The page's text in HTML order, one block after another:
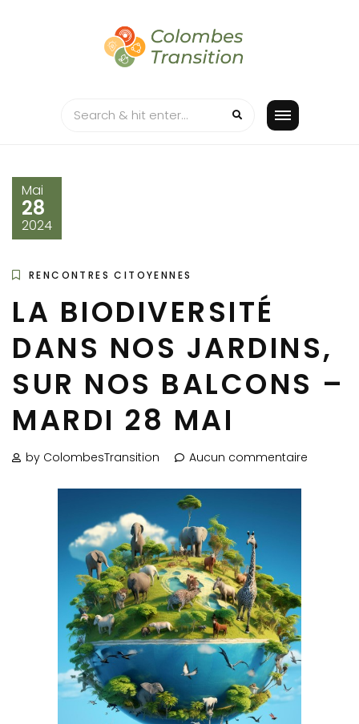
Mai
28
2024
RENCONTRES CITOYENNES
LA BIODIVERSITÉ
DANS NOS JARDINS,
SUR NOS BALCONS –
MARDI 28 MAI
by ColombesTransition Aucun commentaire